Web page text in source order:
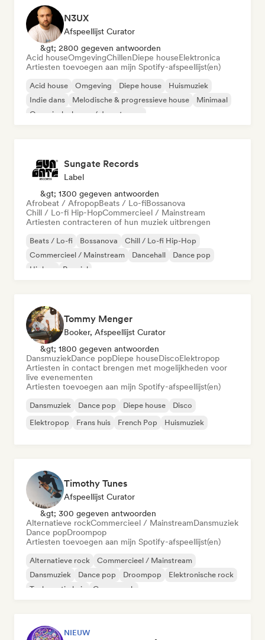
N3UX
Afspeellijst Curator
&gt; 2800 gegeven antwoorden
Acid houseOmgevingChillenDiepe houseElektronica
Artiesten toevoegen aan mijn Spotify-afspeellijst(en)
Acid house Omgeving Diepe house
Huismuziek
Indie dans
Melodische & progressieve house
Minimaal
Organische house / downtempo
Sungate Records
Label
&gt; 1300 gegeven antwoorden
Afrobeat / AfropopBeats / Lo-fiBossanova
Chill / Lo-fi Hip-HopCommercieel / Mainstream
Artiesten contracteren of hun muziek uitbrengen
Beats / Lo-fi Bossanova
Chill / Lo-fi Hip-Hop
Commercieel / Mainstream
Dancehall
Dance pop
Hiphop
Popziel
Tommy Menger
Booker, Afspeellijst Curator
&gt; 1800 gegeven antwoorden
DansmuziekDance popDiepe houseDiscoElektropop
Artiesten in contact brengen met mogelijkheden voor
live evenementen
Artiesten toevoegen aan mijn Spotify-afspeellijst(en)
Dansmuziek Dance pop Diepe house
Disco
Elektropop
Frans huis French Pop Huismuziek
Timothy Tunes
Afspeellijst Curator
&gt; 300 gegeven antwoorden
Alternatieve rockCommercieel / MainstreamDansmuziek
Dance popDroompop
Artiesten toevoegen aan mijn Spotify-afspeellijst(en)
Alternatieve rock
Commercieel / Mainstream
Dansmuziek
Dance pop Droompop
Elektronische rock
Toekomstig huis
Garagerock
NIEUW